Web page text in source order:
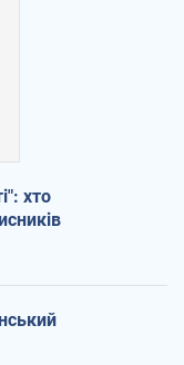
хто